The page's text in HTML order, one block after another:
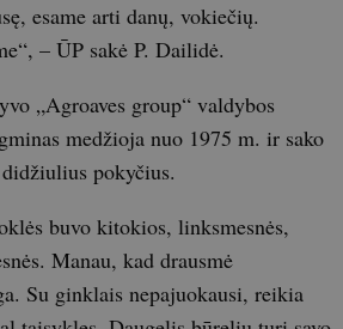
esame arti danų, vokiečių.
– ŪP sakė P. Dailidė.
„Agroaves group“ valdybos
medžioja nuo 1975 m. ir sako
pokyčius.
buvo kitokios, linksmesnės,
Manau, kad drausmė
Su ginklais nepajuokausi, reikia